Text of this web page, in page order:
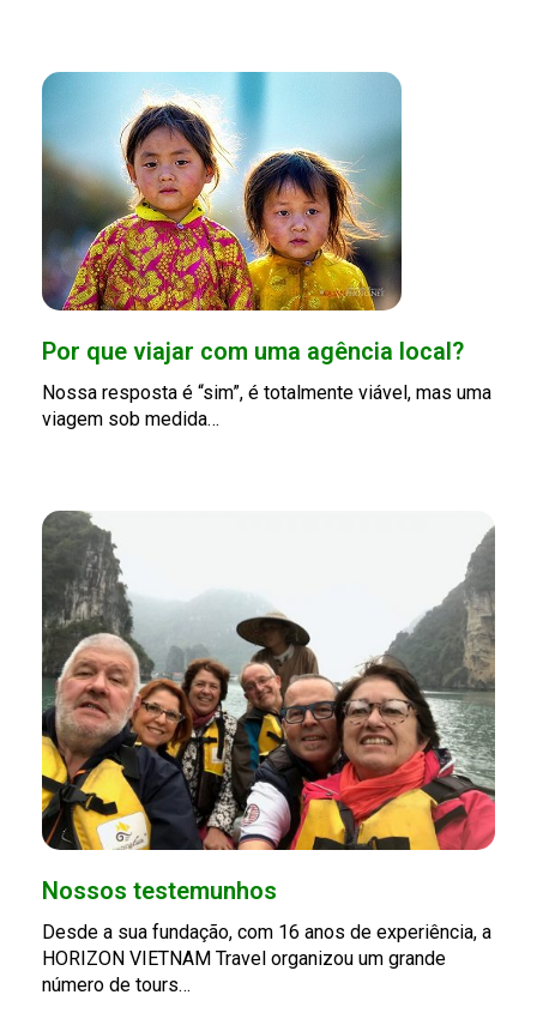
Por que viajar com uma agência local?
Nossa resposta é “sim”, é totalmente viável, mas uma
viagem sob medida…
Nossos testemunhos
Desde a sua fundação, com 16 anos de experiência, a
HORIZON VIETNAM Travel organizou um grande
número de tours…